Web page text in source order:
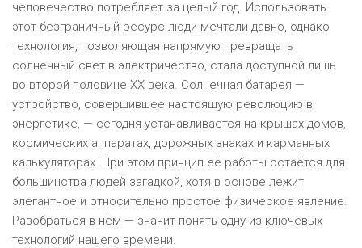
человечество потребляет за целый год. Использовать
этот безграничный ресурс люди мечтали давно, однако
технология, позволяющая напрямую превращать
солнечный свет в электричество, стала доступной лишь
во второй половине XX века. Солнечная батарея —
устройство, совершившее настоящую революцию в
энергетике, — сегодня устанавливается на крышах домов,
космических аппаратах, дорожных знаках и карманных
калькуляторах. При этом принцип её работы остаётся для
большинства людей загадкой, хотя в основе лежит
элегантное и относительно простое физическое явление.
Разобраться в нём — значит понять одну из ключевых
технологий нашего времени.